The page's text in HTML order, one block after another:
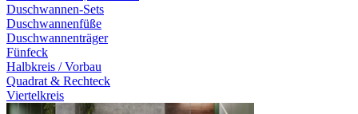
Duschwannen-Sets
Duschwannenfüße
Duschwannenträger
Fünfeck
Halbkreis / Vorbau
Quadrat & Rechteck
Viertelkreis